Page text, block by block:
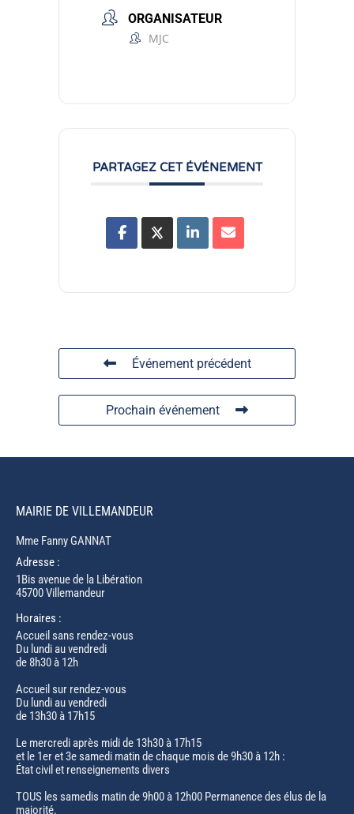
ORGANISATEUR
MJC
PARTAGEZ CET ÉVÉNEMENT
Événement précédent
Prochain événement
MAIRIE DE VILLEMANDEUR
Mme Fanny GANNAT
Adresse :
1Bis avenue de la Libération
45700 Villemandeur
Horaires :
Accueil sans rendez-vous
Du lundi au vendredi
de 8h30 à 12h
Accueil sur rendez-vous
Du lundi au vendredi
de 13h30 à 17h15
Le mercredi après midi de 13h30 à 17h15
et le 1er et 3e samedi matin de chaque mois de 9h30 à 12h :
État civil et renseignements divers
TOUS les samedis matin de 9h00 à 12h00 Permanence des élus de la
majorité.